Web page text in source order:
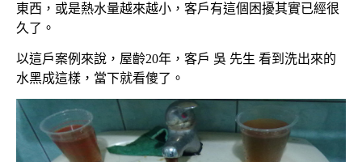
東西，或是熱水量越來越小，客戶有這個困擾其實已經很
久了。
以這戶案例來說，屋齡20年，客戶 吳 先生 看到洗出來的
水黑成這樣，當下就看傻了。